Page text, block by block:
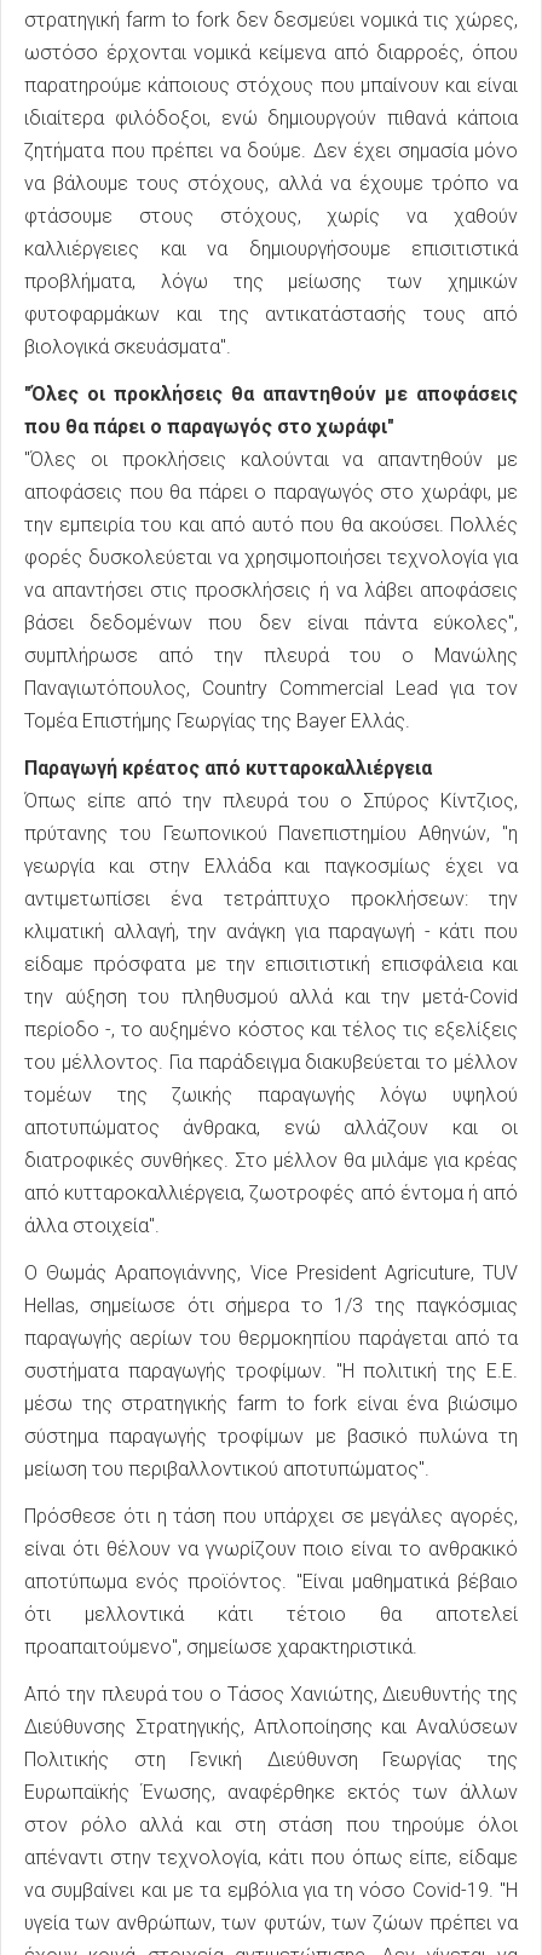
στρατηγική farm to fork δεν δεσμεύει νομικά τις χώρες,
ωστόσο έρχονται νομικά κείμενα από διαρροές, όπου
παρατηρούμε κάποιους στόχους που μπαίνουν και είναι
ιδιαίτερα φιλόδοξοι, ενώ δημιουργούν πιθανά κάποια
ζητήματα που πρέπει να δούμε. Δεν έχει σημασία μόνο
να βάλουμε τους στόχους, αλλά να έχουμε τρόπο να
φτάσουμε στους στόχους, χωρίς να χαθούν
καλλιέργειες και να δημιουργήσουμε επισιτιστικά
προβλήματα, λόγω της μείωσης των χημικών
φυτοφαρμάκων και της αντικατάστασής τους από
βιολογικά σκευάσματα".
"Όλες οι προκλήσεις θα απαντηθούν με αποφάσεις
που θα πάρει ο παραγωγός στο χωράφι"
"Όλες οι προκλήσεις καλούνται να απαντηθούν με
αποφάσεις που θα πάρει ο παραγωγός στο χωράφι, με
την εμπειρία του και από αυτό που θα ακούσει. Πολλές
φορές δυσκολεύεται να χρησιμοποιήσει τεχνολογία για
να απαντήσει στις προσκλήσεις ή να λάβει αποφάσεις
βάσει δεδομένων που δεν είναι πάντα εύκολες",
συμπλήρωσε από την πλευρά του ο Μανώλης
Παναγιωτόπουλος, Country Commercial Lead για τον
Τομέα Επιστήμης Γεωργίας της Bayer Ελλάς.
Παραγωγή κρέατος από κυτταροκαλλιέργεια
Όπως είπε από την πλευρά του ο Σπύρος Κίντζιος,
πρύτανης του Γεωπονικού Πανεπιστημίου Αθηνών, "η
γεωργία και στην Ελλάδα και παγκοσμίως έχει να
αντιμετωπίσει ένα τετράπτυχο προκλήσεων: την
κλιματική αλλαγή, την ανάγκη για παραγωγή - κάτι που
είδαμε πρόσφατα με την επισιτιστική επισφάλεια και
την αύξηση του πληθυσμού αλλά και την μετά-Covid
περίοδο -, το αυξημένο κόστος και τέλος τις εξελίξεις
του μέλλοντος. Για παράδειγμα διακυβεύεται το μέλλον
τομέων της ζωικής παραγωγής λόγω υψηλού
αποτυπώματος άνθρακα, ενώ αλλάζουν και οι
διατροφικές συνθήκες. Στο μέλλον θα μιλάμε για κρέας
από κυτταροκαλλιέργεια, ζωοτροφές από έντομα ή από
άλλα στοιχεία".
Ο Θωμάς Αραπογιάννης, Vice President Agricuture, TUV
Hellas, σημείωσε ότι σήμερα το 1/3 της παγκόσμιας
παραγωγής αερίων του θερμοκηπίου παράγεται από τα
συστήματα παραγωγής τροφίμων. "Η πολιτική της Ε.Ε.
μέσω της στρατηγικής farm to fork είναι ένα βιώσιμο
σύστημα παραγωγής τροφίμων με βασικό πυλώνα τη
μείωση του περιβαλλοντικού αποτυπώματος".
Πρόσθεσε ότι η τάση που υπάρχει σε μεγάλες αγορές,
είναι ότι θέλουν να γνωρίζουν ποιο είναι το ανθρακικό
αποτύπωμα ενός προϊόντος. "Είναι μαθηματικά βέβαιο
ότι μελλοντικά κάτι τέτοιο θα αποτελεί
προαπαιτούμενο", σημείωσε χαρακτηριστικά.
Από την πλευρά του ο Τάσος Χανιώτης, Διευθυντής της
Διεύθυνσης Στρατηγικής, Απλοποίησης και Αναλύσεων
Πολιτικής στη Γενική Διεύθυνση Γεωργίας της
Ευρωπαϊκής Ένωσης, αναφέρθηκε εκτός των άλλων
στον ρόλο αλλά και στη στάση που τηρούμε όλοι
απέναντι στην τεχνολογία, κάτι που όπως είπε, είδαμε
να συμβαίνει και με τα εμβόλια για τη νόσο Covid-19. "Η
υγεία των ανθρώπων, των φυτών, των ζώων πρέπει να